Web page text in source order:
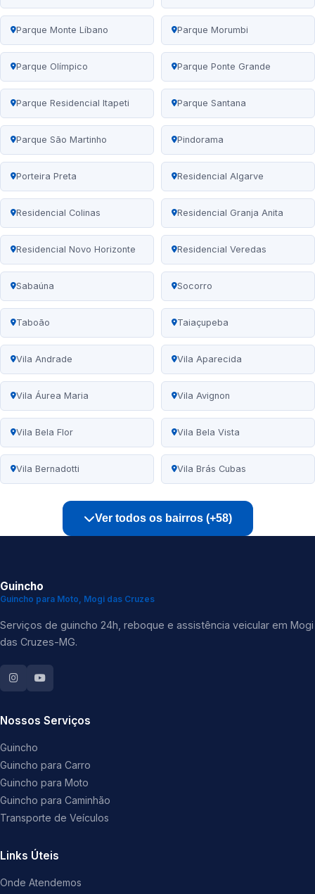
Parque Monte Líbano Parque Morumbi
Parque Olímpico Parque Ponte Grande
Parque Residencial Itapeti Parque Santana
Parque São Martinho Pindorama
Porteira Preta Residencial Algarve
Residencial Colinas Residencial Granja Anita
Residencial Novo Horizonte Residencial Veredas
Sabaúna Socorro
Taboão Taiaçupeba
Vila Andrade Vila Aparecida
Vila Áurea Maria Vila Avignon
Vila Bela Flor Vila Bela Vista
Vila Bernadotti Vila Brás Cubas
Ver todos os bairros (+58)
Guincho
Guincho para Moto, Mogi das Cruzes
Serviços de guincho 24h, reboque e assistência veicular em Mogi
das Cruzes-MG.
Nossos Serviços
Guincho
Guincho para Carro
Guincho para Moto
Guincho para Caminhão
Transporte de Veículos
Links Úteis
Onde Atendemos